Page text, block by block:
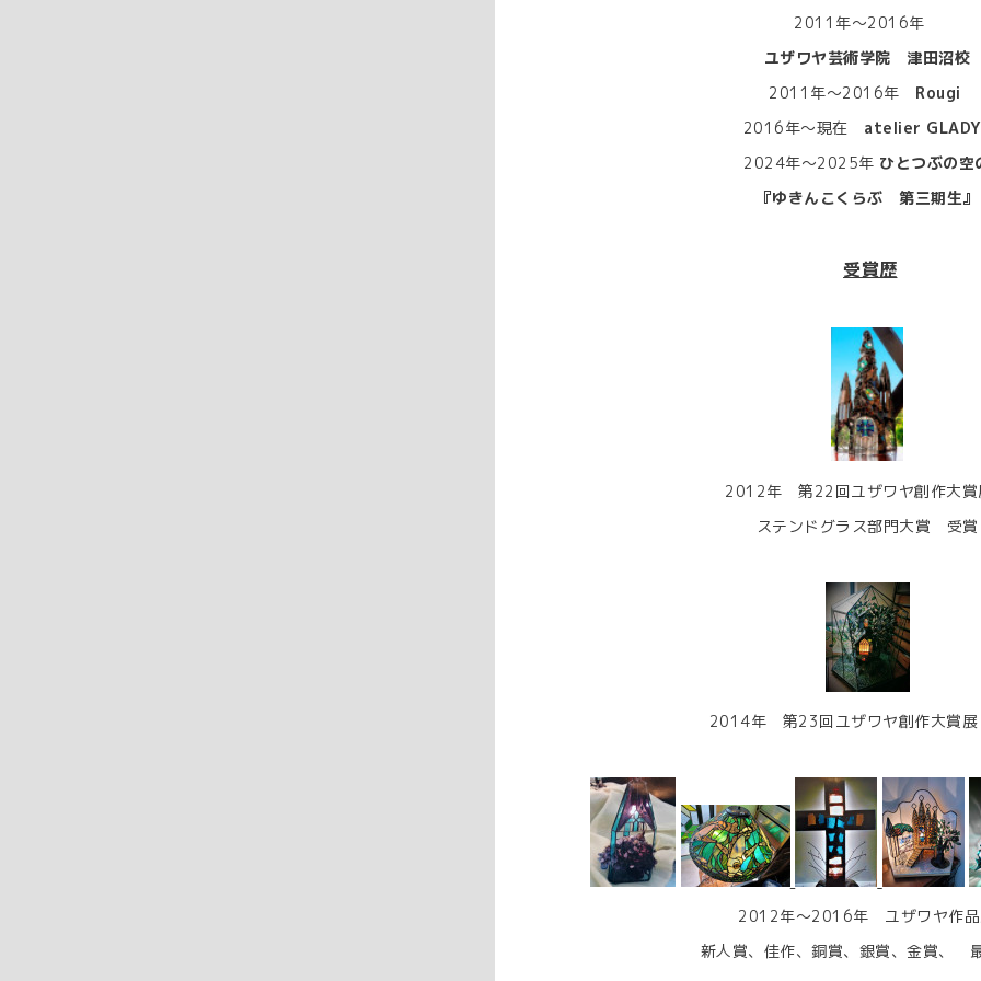
2011年～2016年
ユザワヤ芸術学院 津田沼校
2011年～2016年 Rougi
2016年～現在 atelier
2024年～2025年 ひとつぶの空
『ゆきんこくらぶ 第三期生』
受賞歴
2012年 第22回ユザワヤ創作大
ステンドグラス部門大賞 受賞
2014年 第23回ユザワヤ創作大賞
2012年～2016年 ユザワヤ作
新人賞、佳作、銅賞、銀賞、金賞、